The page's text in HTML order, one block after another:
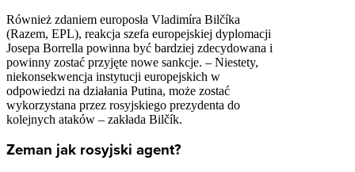
Również zdaniem europosła Vladimíra Bilčíka
(Razem, EPL), reakcja szefa europejskiej dyplomacji
Josepa Borrella powinna być bardziej zdecydowana i
powinny zostać przyjęte nowe sankcje. – Niestety,
niekonsekwencja instytucji europejskich w
odpowiedzi na działania Putina, może zostać
wykorzystana przez rosyjskiego prezydenta do
kolejnych ataków – zakłada Bilčík.
Zeman jak rosyjski agent?